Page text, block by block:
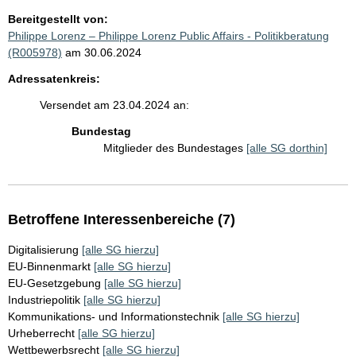
Bereitgestellt von:
Philippe Lorenz – Philippe Lorenz Public Affairs - Politikberatung
(R005978) am 30.06.2024
Adressatenkreis:
Versendet am 23.04.2024 an:
Bundestag
Mitglieder des Bundestages [alle SG dorthin]
Betroffene Interessenbereiche (7)
Digitalisierung [alle SG hierzu]
EU-Binnenmarkt [alle SG hierzu]
EU-Gesetzgebung [alle SG hierzu]
Industriepolitik [alle SG hierzu]
Kommunikations- und Informationstechnik [alle SG hierzu]
Urheberrecht [alle SG hierzu]
Wettbewerbsrecht [alle SG hierzu]